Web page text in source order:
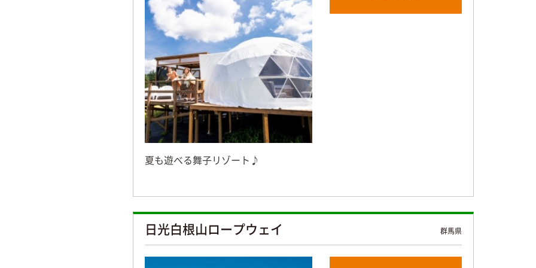
夏も遊べる舞子リゾート♪
日光白根山ロープウェイ 群馬県